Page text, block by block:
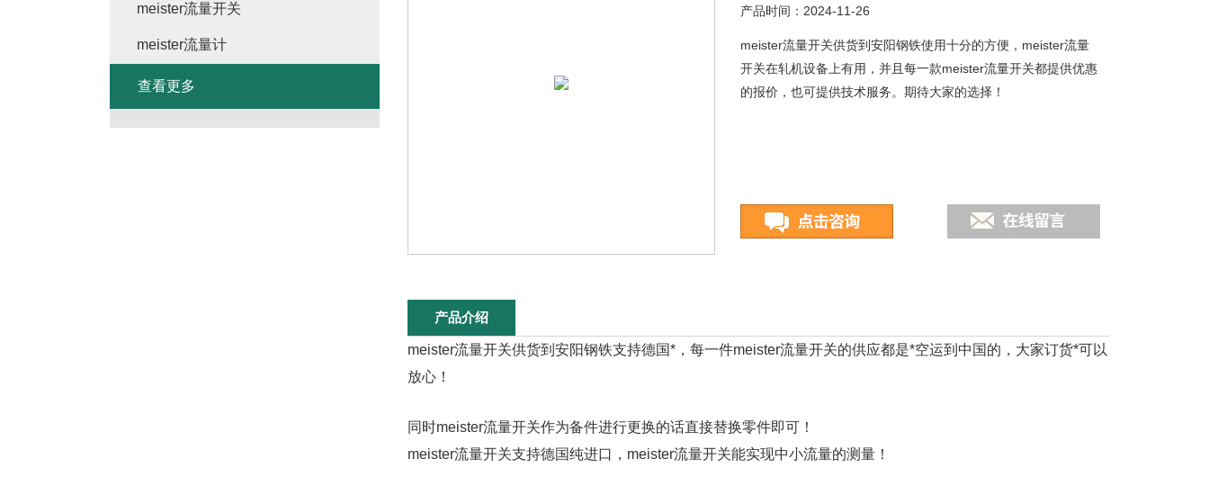
产品时间：2024-11-26
meister流量开关供货到安阳钢铁使用十分的方便，meister流量
开关在轧机设备上有用，并且每一款meister流量开关都提供优惠
的报价，也可提供技术服务。期待大家的选择！
产品介绍
meister流量开关供货到安阳钢铁支持德国*，每一件meister流量开关的供应都是*空运到中国的，大家订货*可以
放心！
同时meister流量开关作为备件进行更换的话直接替换零件即可！
meister流量开关支持德国纯进口，meister流量开关能实现中小流量的测量！
meister流量开关
meister流量计
查看更多